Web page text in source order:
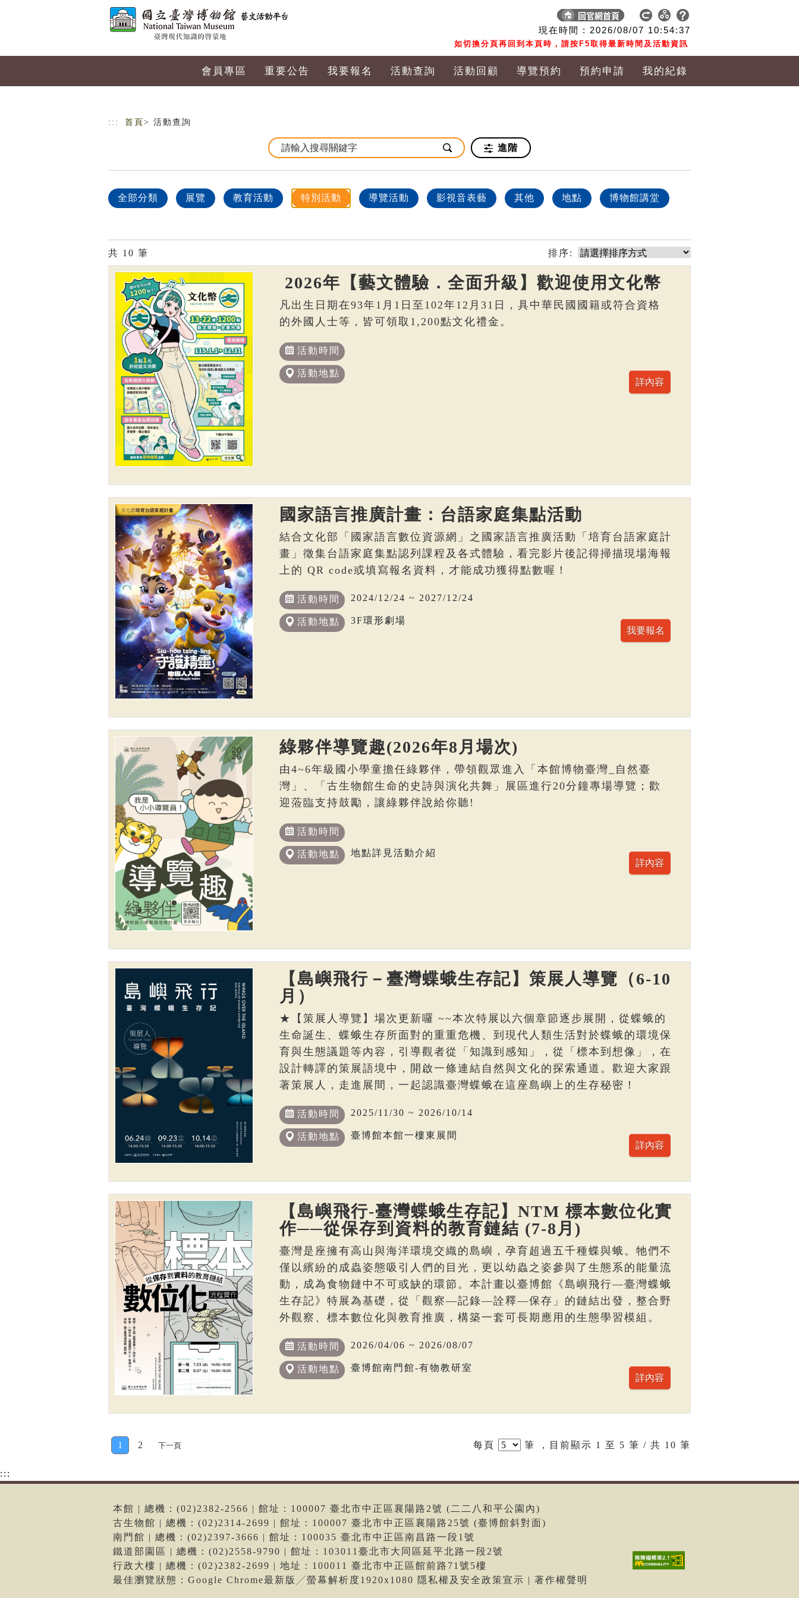
現在時間 : 2026/08/07 10:54:38
如切換分頁再回到本頁時，請按F5取得最新時間及活動資訊
會員專區 重要公告 我要報名 活動查詢 活動回顧 導覽預約 預約申請 我的紀錄
::: 首頁 > 活動查詢
進階
全部分類 展覽 教育活動 特別活動 導覽活動 影視音表藝 其他 地點 博物館講堂
共 10 筆 排序:
2026年【藝文體驗．全面升級】歡迎使用文化幣
凡出生日期在93年1月1日至102年12月31日，具中華民國國籍或符合資格
的外國人士等，皆可領取1,200點文化禮金。
活動時間
活動地點
國家語言推廣計畫：台語家庭集點活動
結合文化部「國家語言數位資源網」之國家語言推廣活動「培育台語家庭計
畫」徵集台語家庭集點認列課程及各式體驗，看完影片後記得掃描現場海報
上的 QR code或填寫報名資料，才能成功獲得點數喔！
活動時間 2024/12/24 ~ 2027/12/24
活動地點 3F環形劇場
綠夥伴導覽趣(2026年8月場次)
由4~6年級國小學童擔任綠夥伴，帶領觀眾進入「本館博物臺灣_自然臺
灣」、「古生物館生命的史詩與演化共舞」展區進行20分鐘專場導覽；歡
迎蒞臨支持鼓勵，讓綠夥伴說給你聽!
活動時間
活動地點 地點詳見活動介紹
【島嶼飛行－臺灣蝶蛾生存記】策展人導覽（6-10
月）
★【策展人導覽】場次更新囉 ~~本次特展以六個章節逐步展開，從蝶蛾的
生命誕生、蝶蛾生存所面對的重重危機、到現代人類生活對於蝶蛾的環境保
育與生態議題等內容，引導觀者從「知識到感知」，從「標本到想像」，在
設計轉譯的策展語境中，開啟一條連結自然與文化的探索通道。歡迎大家跟
著策展人，走進展間，一起認識臺灣蝶蛾在這座島嶼上的生存秘密！
活動時間 2025/11/30 ~ 2026/10/14
活動地點 臺博館本館一樓東展間
【島嶼飛行-臺灣蝶蛾生存記】NTM 標本數位化實
作──從保存到資料的教育鏈結 (7-8月)
臺灣是座擁有高山與海洋環境交織的島嶼，孕育超過五千種蝶與蛾。牠們不
僅以繽紛的成蟲姿態吸引人們的目光，更以幼蟲之姿參與了生態系的能量流
動，成為食物鏈中不可或缺的環節。本計畫以臺博館《島嶼飛行—臺灣蝶蛾
生存記》特展為基礎，從「觀察—記錄—詮釋—保存」的鏈結出發，整合野
外觀察、標本數位化與教育推廣，構築一套可長期應用的生態學習模組。
活動時間 2026/04/06 ~ 2026/08/07
活動地點 臺博館南門館-有物教研室
1 2 下一頁 每頁 筆 ，目前顯示 1 至 5 筆 / 共 10 筆
:::
本館 | 總機：(02)2382-2566 | 館址：100007 臺北市中正區襄陽路2號 (二二八和平公園內)
古生物館 | 總機：(02)2314-2699 | 館址：100007 臺北市中正區襄陽路25號 (臺博館斜對面)
南門館 | 總機：(02)2397-3666 | 館址：100035 臺北市中正區南昌路一段1號
鐵道部園區 | 總機：(02)2558-9790 | 館址：103011臺北市大同區延平北路一段2號
行政大樓 | 總機：(02)2382-2699 | 地址：100011 臺北市中正區館前路71號5樓
最佳瀏覽狀態：Google Chrome最新版╱螢幕解析度1920x1080 隱私權及安全政策宣示 | 著作權聲明